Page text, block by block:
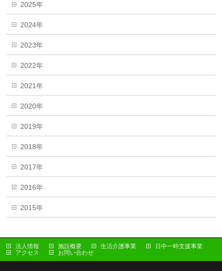
2025年
2024年
2023年
2022年
2021年
2020年
2019年
2018年
2017年
2016年
2015年
法人情報 施設概要 生活介護事業
日中一時支援事業
アクセス
お問い合わせ